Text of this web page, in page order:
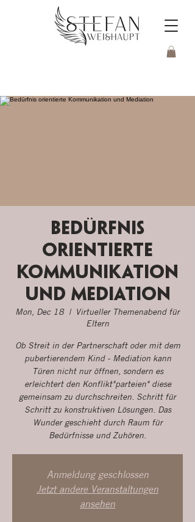
Bedürfnis
orientierte
Kommunikation
und Mediation
Mon, Dec 18
  |
Virtueller Themenabend für
Eltern
Ob Streit in der Partnerschaft oder mit dem
pubertierendem Kind - Mediation kann
Türen nicht nur öffnen, sondern es
erleichtert den Konflikt"parteien" diese
gemeinsam zu durchschreiten. Schritt für
Schritt zu konstruktiven Lösungen. Das
Wunder geschieht durch Raum für
Bedürfnisse und Zuhören.
Anmeldung geschlossen
Jetzt andere Veranstaltungen
ansehen